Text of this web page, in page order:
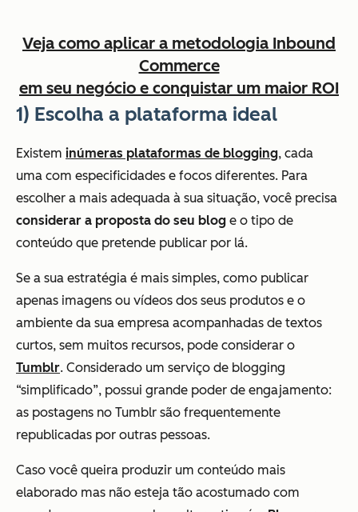
Veja como aplicar a metodologia Inbound
Commerce
em seu negócio e conquistar um maior ROI
1) Escolha a plataforma ideal
Existem inúmeras plataformas de blogging, cada
uma com especificidades e focos diferentes. Para
escolher a mais adequada à sua situação, você precisa
considerar a proposta do seu blog e o tipo de
conteúdo que pretende publicar por lá.
Se a sua estratégia é mais simples, como publicar
apenas imagens ou vídeos dos seus produtos e o
ambiente da sua empresa acompanhadas de textos
curtos, sem muitos recursos, pode considerar o
Tumblr. Considerado um serviço de blogging
“simplificado”, possui grande poder de engajamento:
as postagens no Tumblr são frequentemente
republicadas por outras pessoas.
Caso você queira produzir um conteúdo mais
elaborado mas não esteja tão acostumado com